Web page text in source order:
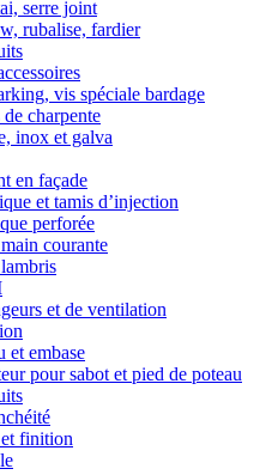
serre joint
rubalise, fardier
vis spéciale bardage
charpente
inox et galva
en façade
et tamis d’injection
perforée
courante
et de ventilation
et embase
pour sabot et pied de poteau
finition